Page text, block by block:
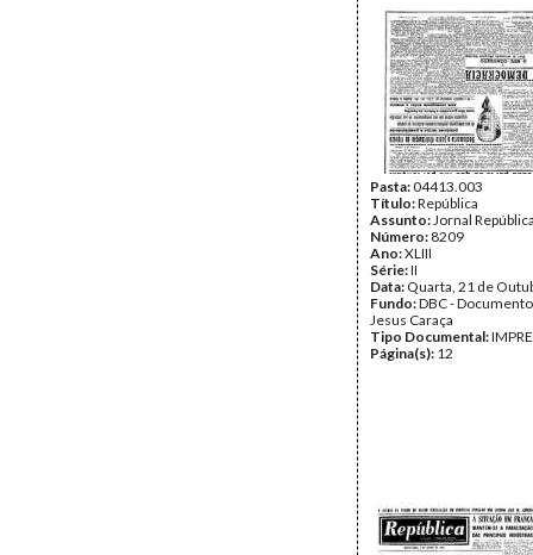
Pasta:04413.003
Título:República
Assunto:Jornal
Número: 8209
Ano:XLIII
Série:II
Data: Quarta, 21 de
Fundo:DBC -
Jesus Caraça
Tipo Documental:
Página(s): 12